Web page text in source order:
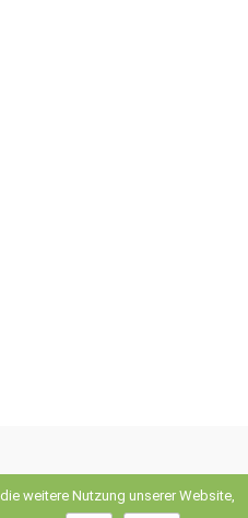
weitere Nutzung unserer Website,